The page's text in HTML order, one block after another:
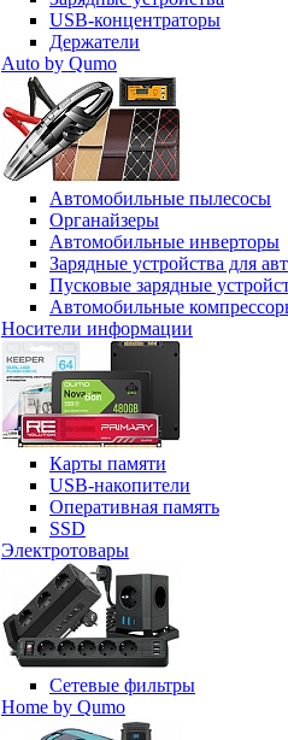
USB-концентраторы
Держатели
Auto by Qumo
Автомобильные пылесосы
Органайзеры
Автомобильные инверторы
Зарядные устройства для
Пусковые зарядные
Автомобильные
Носители информации
Карты памяти
USB-накопители
Оперативная память
SSD
Электротовары
Сетевые фильтры
Home by Qumo